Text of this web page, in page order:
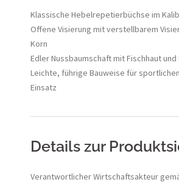
Klassische Hebelrepetierbüchse im
Offene Visierung mit verstellbarem
Korn
Edler Nussbaumschaft mit Fischhaut
Leichte, führige Bauweise für
Einsatz
Details zur
Verantwortlicher Wirtschaftsakteur